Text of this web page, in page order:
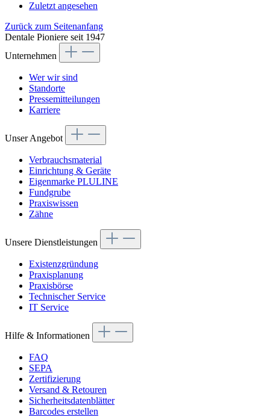
Zuletzt angesehen
Zurück zum Seitenanfang
Dentale Pioniere seit 1947
Unternehmen
Wer wir sind
Standorte
Pressemitteilungen
Karriere
Unser Angebot
Verbrauchsmaterial
Einrichtung & Geräte
Eigenmarke PLULINE
Fundgrube
Praxiswissen
Zähne
Unsere Dienstleistungen
Existenzgründung
Praxisplanung
Praxisbörse
Technischer Service
IT Service
Hilfe & Informationen
FAQ
SEPA
Zertifizierung
Versand & Retouren
Sicherheitsdatenblätter
Barcodes erstellen